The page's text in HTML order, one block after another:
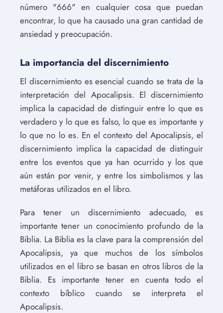
número "666" en cualquier cosa que puedan
encontrar, lo que ha causado una gran cantidad de
ansiedad y preocupación.
La importancia del discernimiento
El discernimiento es esencial cuando se trata de la
interpretación del Apocalipsis. El discernimiento
implica la capacidad de distinguir entre lo que es
verdadero y lo que es falso, lo que es importante y
lo que no lo es. En el contexto del Apocalipsis, el
discernimiento implica la capacidad de distinguir
entre los eventos que ya han ocurrido y los que
aún están por venir, y entre los simbolismos y las
metáforas utilizados en el libro.
Para tener un discernimiento adecuado, es
importante tener un conocimiento profundo de la
Biblia. La Biblia es la clave para la comprensión del
Apocalipsis, ya que muchos de los símbolos
utilizados en el libro se basan en otros libros de la
Biblia. Es importante tener en cuenta todo el
contexto bíblico cuando se interpreta el
Apocalipsis.